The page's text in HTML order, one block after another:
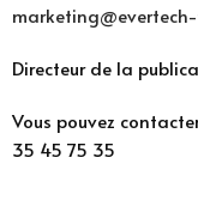
Directeur de la
Vous pouvez
35 45 75 35